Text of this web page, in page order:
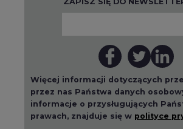
Więcej informacji dotyczących
przez nas Państwa danych
informacje o przysługujących
prawach, znajduje się w polityce